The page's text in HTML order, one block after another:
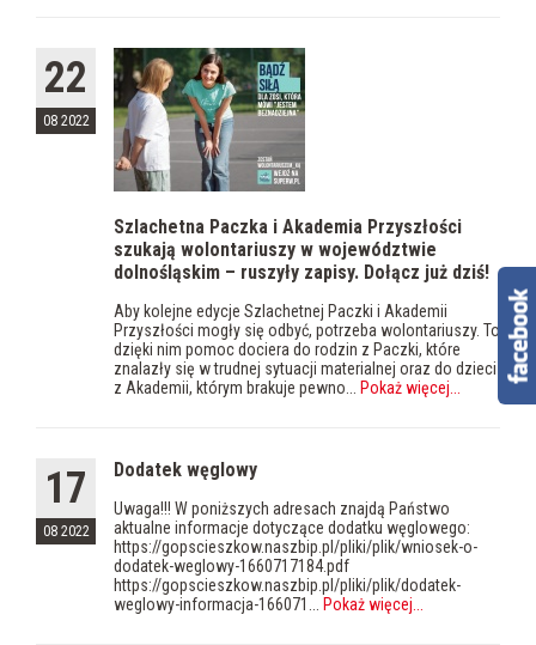
22
08 2022
Szlachetna Paczka i Akademia Przyszłości
szukają wolontariuszy w województwie
dolnośląskim – ruszyły zapisy. Dołącz już dziś!
Aby kolejne edycje Szlachetnej Paczki i Akademii
Przyszłości mogły się odbyć, potrzeba wolontariuszy. To
dzięki nim pomoc dociera do rodzin z Paczki, które
znalazły się w trudnej sytuacji materialnej oraz do dzieci
z Akademii, którym brakuje pewno...
Pokaż więcej
17
08 2022
Dodatek węglowy
Uwaga!!! W poniższych adresach znajdą Państwo
aktualne informacje dotyczące dodatku węglowego:
https://gopscieszkow.naszbip.pl/pliki/plik/wniosek-o-
dodatek-weglowy-1660717184.pdf
https://gopscieszkow.naszbip.pl/pliki/plik/dodatek-
weglowy-informacja-166071...
Pokaż więcej